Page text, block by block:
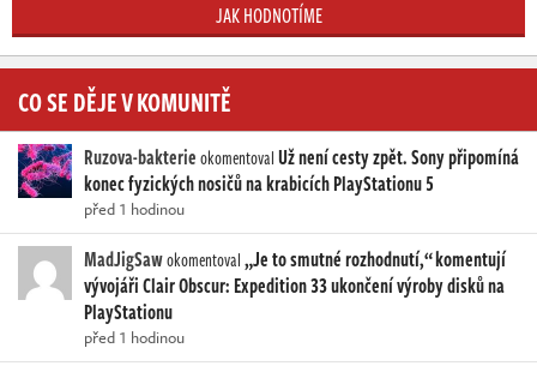
JAK HODNOTÍME
CO SE DĚJE V KOMUNITĚ
Ruzova-bakterieokomentovalUž není cesty zpět. Sony připomíná
konec fyzických nosičů na krabicích PlayStationu 5
před 1 hodinou
MadJigSawokomentoval„Je to smutné rozhodnutí,“ komentují
vývojáři Clair Obscur: Expedition 33 ukončení výroby disků na
PlayStationu
před 1 hodinou